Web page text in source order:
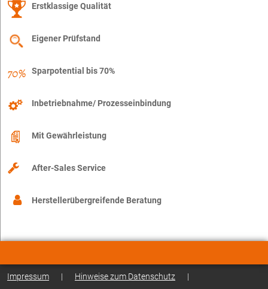
Erstklassige Qualität
Eigener Prüfstand
Sparpotential bis 70%
Inbetriebnahme/ Prozesseinbindung
Mit Gewährleistung
After-Sales Service
Herstellerübergreifende Beratung
Impressum | Hinweise zum Datenschutz |